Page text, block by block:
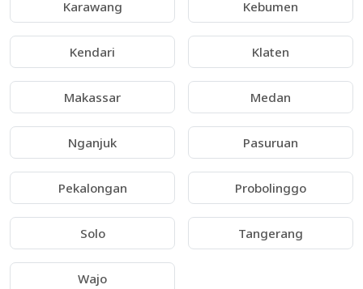
Karawang Kebumen
Kendari Klaten
Makassar Medan
Nganjuk Pasuruan
Pekalongan Probolinggo
Solo Tangerang
Wajo